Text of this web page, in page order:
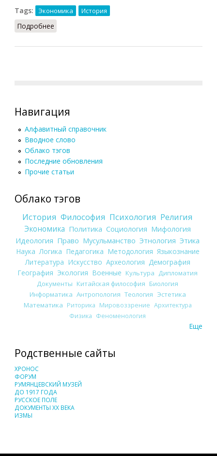
Tags:
Экономика История
Подробнее
Навигация
Алфавитный справочник
Вводное слово
Облако тэгов
Последние обновления
Прочие статьи
Облако тэгов
История Философия Психология Религия
Экономика Политика Социология Мифология
Идеология Право Мусульманство Этнология Этика
Наука Логика Педагогика Методология Языкознание
Литература Искусство Археология Демография
География Экология Военные Культура
Дипломатия
Документы Китайская философия Биология
Информатика Антропология Теология Эстетика
Математика Риторика Мировоззрение Архитектура
Физика Феноменология
Еще
Родственные сайты
ХРОНОС
ФОРУМ
РУМЯНЦЕВСКИЙ МУЗЕЙ
ДО 1917 ГОДА
РУССКОЕ ПОЛЕ
ДОКУМЕНТЫ XX ВЕКА
ИЗМЫ